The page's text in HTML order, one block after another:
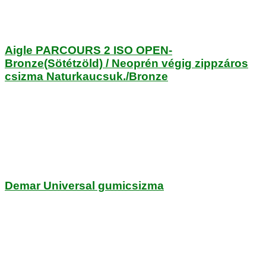
Aigle PARCOURS 2 ISO OPEN-
Bronze(Sötétzöld) / Neoprén végig zippzáros
csizma Naturkaucsuk./Bronze
Demar Universal gumicsizma